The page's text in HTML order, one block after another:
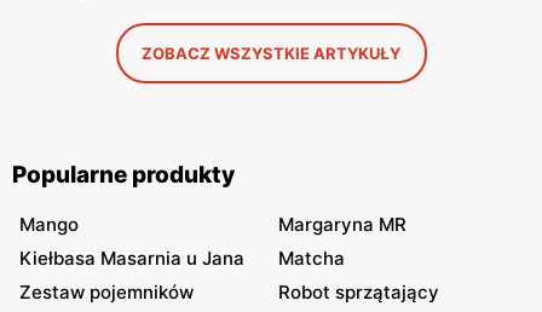
ZOBACZ WSZYSTKIE ARTYKUŁY
Popularne produkty
Mango
Margaryna MR
Kiełbasa Masarnia u Jana
Matcha
Zestaw pojemników
Robot sprzątający